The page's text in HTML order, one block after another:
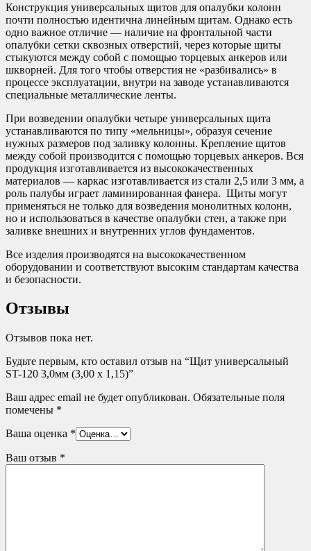
Конструкция универсальных щитов для опалубки колонн
почти полностью идентична линейным щитам. Однако есть
одно важное отличие — наличие на фронтальной части
опалубки сетки сквозных отверстий, через которые щиты
стыкуются между собой с помощью торцевых анкеров или
шкворней. Для того чтобы отверстия не «разбивались» в
процессе эксплуатации, внутри на заводе устанавливаются
специальные металлические ленты.
При возведении опалубки четыре универсальных щита
устанавливаются по типу «мельницы», образуя сечение
нужных размеров под заливку колонны. Крепление щитов
между собой производится с помощью торцевых анкеров. Вся
продукция изготавливается из высококачественных
материалов — каркас изготавливается из стали 2,5 или 3 мм, а
роль палубы играет ламинированная фанера. Щиты могут
применяться не только для возведения монолитных колонн,
но и использоваться в качестве опалубки стен, а также при
заливке внешних и внутренних углов фундаментов.
Все изделия производятся на высококачественном
оборудовании и соответствуют высоким стандартам качества
и безопасности.
Отзывы
Отзывов пока нет.
Будьте первым, кто оставил отзыв на “Щит универсальный
ST-120 3,0мм (3,00 х 1,15)”
Ваш адрес email не будет опубликован. Обязательные поля
помечены *
Ваша оценка *
Ваш отзыв *